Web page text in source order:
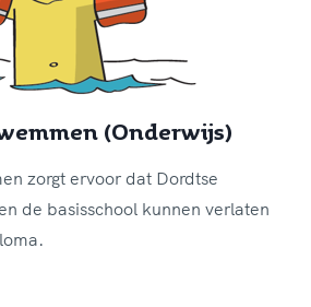
(Onderwijs)
zorgt ervoor dat Dordtse
de basisschool kunnen verlaten